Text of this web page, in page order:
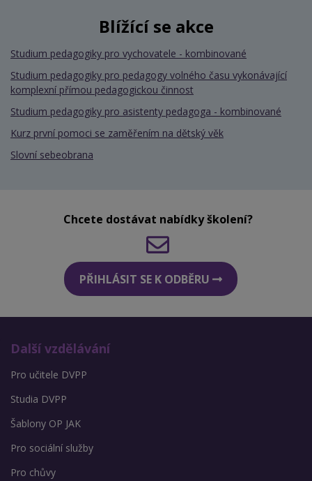
Blížící se akce
Studium pedagogiky pro vychovatele - kombinované
Studium pedagogiky pro pedagogy volného času vykonávající
komplexní přímou pedagogickou činnost
Studium pedagogiky pro asistenty pedagoga - kombinované
Kurz první pomoci se zaměřením na dětský věk
Slovní sebeobrana
Chcete dostávat nabídky školení?
PŘIHLÁSIT SE K ODBĚRU
Další vzdělávání
Pro učitele DVPP
Studia DVPP
Šablony OP JAK
Pro sociální služby
Pro chůvy